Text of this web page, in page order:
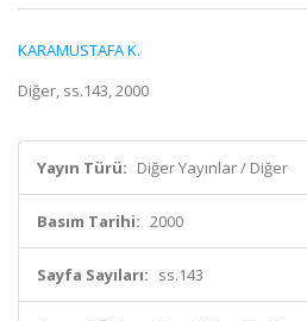
KARAMUSTAFA K.
Diğer, ss.143, 2000
Yayın Türü: Diğer Yayınlar / Diğer
Basım Tarihi: 2000
Sayfa Sayıları: ss.143